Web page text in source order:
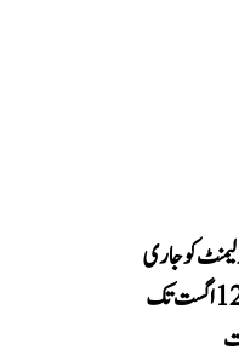
کو جاری
کیا 3 سطری وہپ، 10 سے 12 اگست تک